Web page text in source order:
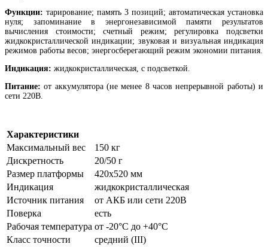
Функции: тарирование; память 3 позиций; автоматическая установка
нуля; запоминание в энергонезависимой памяти результатов
вычисления стоимости; счетный режим; регулировка подсветки
жидкокристаллической индикации; звуковая и визуальная индикация
режимов работы весов; энергосберегающий режим экономии питания.
Индикация: жидкокристаллическая, с подсветкой.
Питание: от аккумулятора (не менее 8 часов непрерывной работы) и
сети 220В.
Характеристики
Максимальный вес
150 кг
Дискретность
20/50 г
Размер платформы
420х520 мм
Индикация
жидкокристаллическая
Источник питания
от АКБ или сети 220В
Поверка
есть
Рабочая температура от -20°C до +40°C
Класс точности
средний (III)